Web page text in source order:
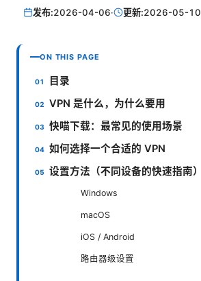
发布:2026-04-06· 更新:2026-05-10
ON THIS PAGE
目录
VPN 是什么，为什么要用
快喵下载：最常见的使用场景
如何选择一个合适的 VPN
设置方法（不同设备的快速指南）
Windows
macOS
iOS / Android
路由器级设置